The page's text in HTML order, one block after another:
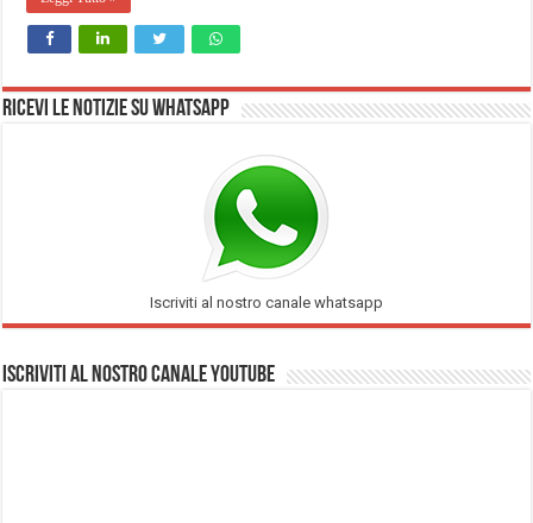
Ricevi le notizie su Whatsapp
Iscriviti al nostro canale whatsapp
Iscriviti al nostro Canale Youtube